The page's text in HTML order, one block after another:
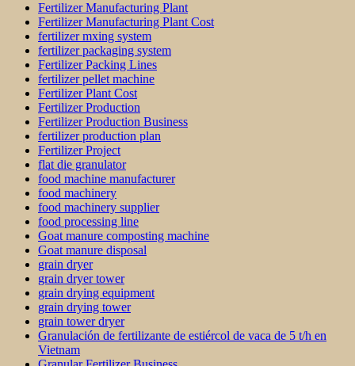
Fertilizer Manufacturing Plant
Fertilizer Manufacturing Plant Cost
fertilizer mxing system
fertilizer packaging system
Fertilizer Packing Lines
fertilizer pellet machine
Fertilizer Plant Cost
Fertilizer Production
Fertilizer Production Business
fertilizer production plan
Fertilizer Project
flat die granulator
food machine manufacturer
food machinery
food machinery supplier
food processing line
Goat manure composting machine
Goat manure disposal
grain dryer
grain dryer tower
grain drying equipment
grain drying tower
grain tower dryer
Granulación de fertilizante de estiércol de vaca de 5 t/h en
Vietnam